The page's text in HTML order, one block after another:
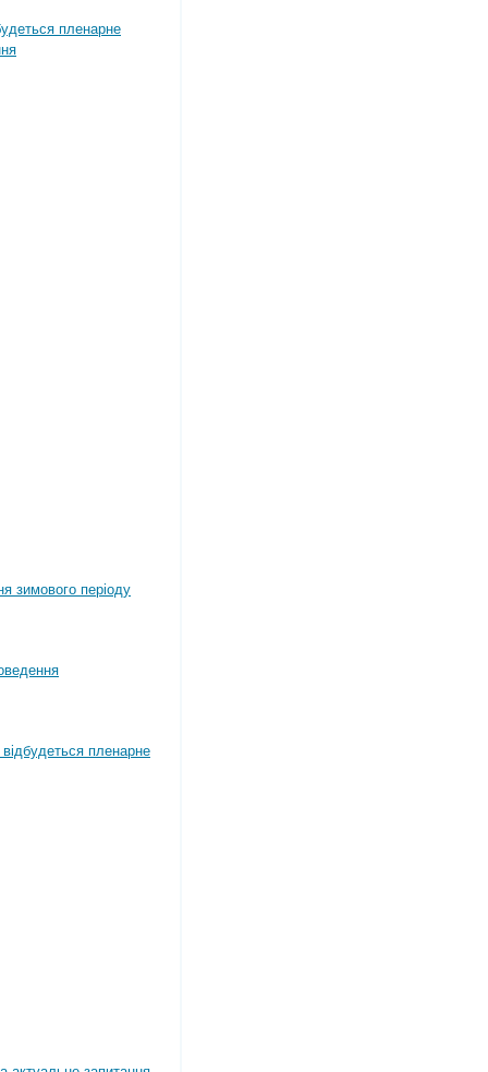
пленарне
зимового періоду
пленарне